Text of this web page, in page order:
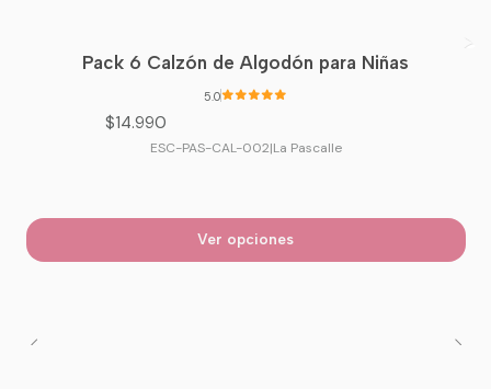
Pack 6 Calzón de Algodón para Niñas
5.0
$14.990
ESC-PAS-CAL-002|La Pascalle
Ver opciones